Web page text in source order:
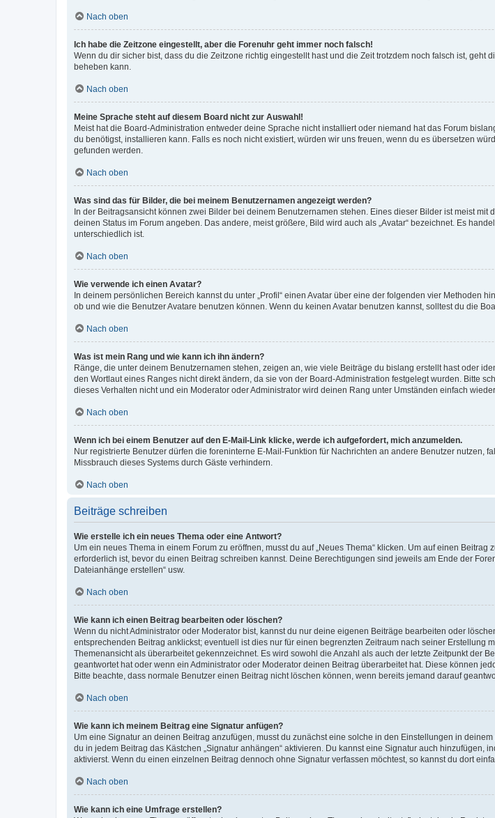
Nach oben
Ich habe die Zeitzone eingestellt, aber die Forenuhr geht immer noch falsch!
Wenn du dir sicher bist, dass du die Zeitzone richtig eingestellt hast und die Zeit trotzdem noch falsch ist,
beheben kann.
Nach oben
Meine Sprache steht auf diesem Board nicht zur Auswahl!
Meist hat die Board-Administration entweder deine Sprache nicht installiert oder niemand hat das Forum
du benötigst, installieren kann. Falls es noch nicht existiert, würden wir uns freuen, wenn du es übersetzen
gefunden werden.
Nach oben
Was sind das für Bilder, die bei meinem Benutzernamen angezeigt werden?
In der Beitragsansicht können zwei Bilder bei deinem Benutzernamen stehen. Eines dieser Bilder ist meist
deinen Status im Forum angeben. Das andere, meist größere, Bild wird auch als „Avatar“ bezeichnet. Es
unterschiedlich ist.
Nach oben
Wie verwende ich einen Avatar?
In deinem persönlichen Bereich kannst du unter „Profil“ einen Avatar über eine der folgenden vier Methoden
ob und wie die Benutzer Avatare benutzen können. Wenn du keinen Avatar benutzen kannst, solltest du die
Nach oben
Was ist mein Rang und wie kann ich ihn ändern?
Ränge, die unter deinem Benutzernamen stehen, zeigen an, wie viele Beiträge du bislang erstellt hast oder
den Wortlaut eines Ranges nicht direkt ändern, da sie von der Board-Administration festgelegt wurden. Bitte
dieses Verhalten nicht und ein Moderator oder Administrator wird deinen Rang unter Umständen einfach
Nach oben
Wenn ich bei einem Benutzer auf den E-Mail-Link klicke, werde ich aufgefordert, mich anzumelden.
Nur registrierte Benutzer dürfen die foreninterne E-Mail-Funktion für Nachrichten an andere Benutzer nutzen,
Missbrauch dieses Systems durch Gäste verhindern.
Nach oben
Beiträge schreiben
Wie erstelle ich ein neues Thema oder eine Antwort?
Um ein neues Thema in einem Forum zu eröffnen, musst du auf „Neues Thema“ klicken. Um auf einen
erforderlich ist, bevor du einen Beitrag schreiben kannst. Deine Berechtigungen sind jeweils am Ende der
Dateianhänge erstellen“ usw.
Nach oben
Wie kann ich einen Beitrag bearbeiten oder löschen?
Wenn du nicht Administrator oder Moderator bist, kannst du nur deine eigenen Beiträge bearbeiten oder
entsprechenden Beitrag anklickst; eventuell ist dies nur für einen begrenzten Zeitraum nach seiner
Themenansicht als überarbeitet gekennzeichnet. Es wird sowohl die Anzahl als auch der letzte Zeitpunkt der
geantwortet hat oder wenn ein Administrator oder Moderator deinen Beitrag überarbeitet hat. Diese können
Bitte beachte, dass normale Benutzer einen Beitrag nicht löschen können, wenn bereits jemand darauf
Nach oben
Wie kann ich meinem Beitrag eine Signatur anfügen?
Um eine Signatur an deinen Beitrag anzufügen, musst du zunächst eine solche in den Einstellungen in
du in jedem Beitrag das Kästchen „Signatur anhängen“ aktivieren. Du kannst eine Signatur auch
aktivierst. Wenn du einen einzelnen Beitrag dennoch ohne Signatur verfassen möchtest, so kannst du dort
Nach oben
Wie kann ich eine Umfrage erstellen?